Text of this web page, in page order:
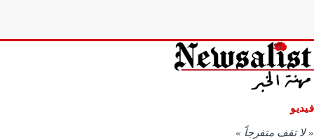
فيديو
«لا تقف متفرجاً »